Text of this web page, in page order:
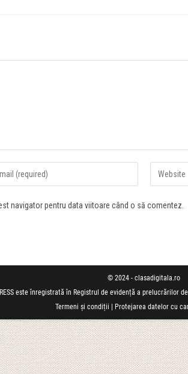
navigator pentru data viitoare când o să comentez.
© 2024 - clasadigitala.ro
este înregistrată în Registrul de evidență a prelucrărilor
Termeni și condiții
Protejarea datelor cu